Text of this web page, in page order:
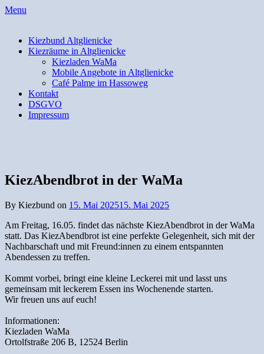
Skip
Menu
Kiezbund Altglienicke
Kiezräume in Altglienicke
Kiezladen WaMa
Mobile Angebote in Altglienicke
Café Palme im Hassoweg
Kontakt
DSGVO
Impressum
KiezAbendbrot in der WaMa
By Kiezbund on 15. Mai 202515. Mai 2025
Am Freitag, 16.05. findet das nächste KiezAbendbrot in der WaMa
statt. Das KiezAbendbrot ist eine perfekte Gelegenheit, sich mit der
Nachbarschaft und mit Freund:innen zu einem entspannten
Abendessen zu treffen.
Kommt vorbei, bringt eine kleine Leckerei mit und lasst uns
gemeinsam mit leckerem Essen ins Wochenende starten.
Wir freuen uns auf euch!
Informationen:
Kiezladen WaMa
Ortolfstraße 206 B, 12524 Berlin